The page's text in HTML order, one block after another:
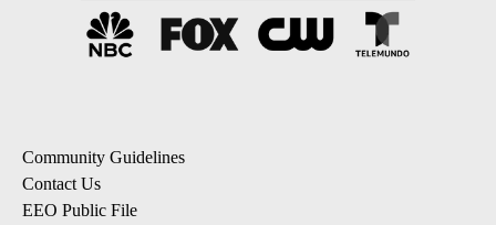
Community Guidelines
Contact Us
EEO Public File